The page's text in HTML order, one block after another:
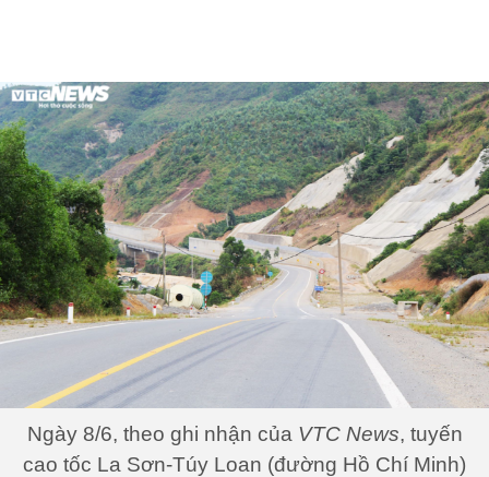
Ngày 8/6, theo ghi nhận của VTC News, tuyến
cao tốc La Sơn-Túy Loan (đường Hồ Chí Minh)